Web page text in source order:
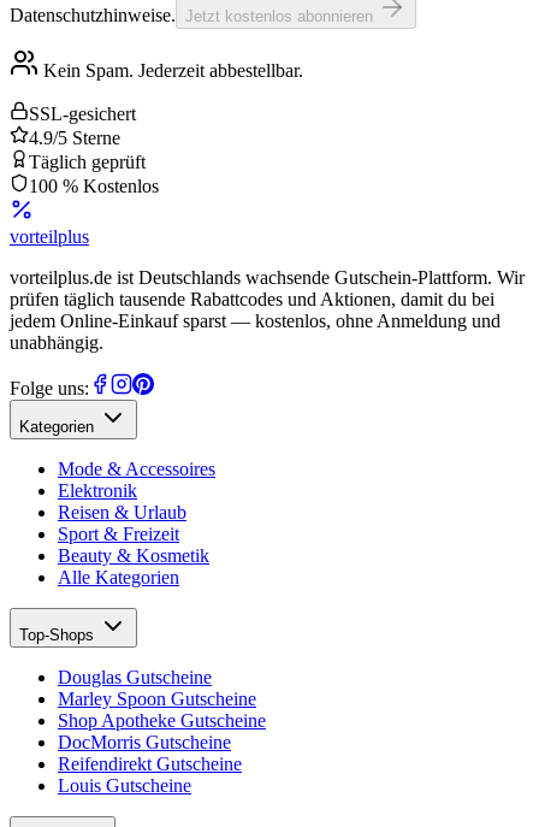
Datenschutzhinweise. Jetzt kostenlos abonnieren
Kein Spam. Jederzeit abbestellbar.
SSL-gesichert
4.9/5 Sterne
Täglich geprüft
100 % Kostenlos
vorteilplus
vorteilplus.de ist Deutschlands wachsende Gutschein-Plattform. Wir
prüfen täglich tausende Rabattcodes und Aktionen, damit du bei
jedem Online-Einkauf sparst — kostenlos, ohne Anmeldung und
unabhängig.
Folge uns:
Kategorien
Mode & Accessoires
Elektronik
Reisen & Urlaub
Sport & Freizeit
Beauty & Kosmetik
Alle Kategorien
Top-Shops
Douglas Gutscheine
Marley Spoon Gutscheine
Shop Apotheke Gutscheine
DocMorris Gutscheine
Reifendirekt Gutscheine
Louis Gutscheine